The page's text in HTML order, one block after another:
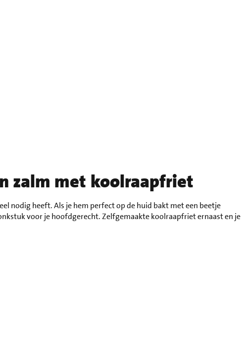
zalm met koolraapfriet
nodig heeft. Als je hem perfect op de huid bakt met een beetje
voor je hoofdgerecht. Zelfgemaakte koolraapfriet ernaast en je